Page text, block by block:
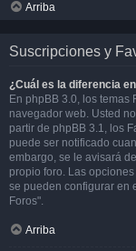
Arriba
Suscripciones y
¿Cuál es la diferencia
En phpBB 3.0, los temas
navegador web. Usted
partir de phpBB 3.1, los
puede ser notificado
embargo, se le avisará
propio foro. Las
se pueden configurar en
Foros".
Arriba